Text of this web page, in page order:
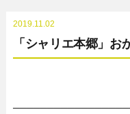
2019.11.02
「シャリエ本郷」お